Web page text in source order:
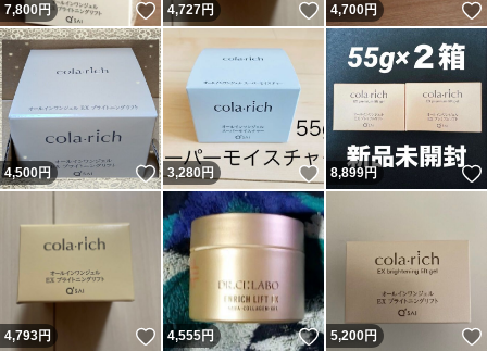
7,800円 いいね！
4,727円 いいね！
4,700円
4,500円 いいね！
3,280円 いいね！
8,899円
4,793円 いいね！
4,555円 いいね！
5,200円